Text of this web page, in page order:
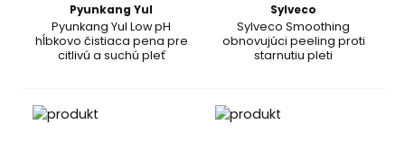
Pyunkang Yul
Pyunkang Yul Low pH
hĺbkovo čistiaca pena pre
citlivú a suchú pleť
Sylveco
Sylveco Smoothing
obnovujúci peeling proti
starnutiu pleti